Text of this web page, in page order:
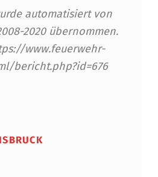
automatisiert von
2020 übernommen.
www.feuerwehr-
bericht.php?id=676